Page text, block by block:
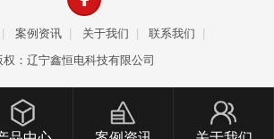
案例资讯 关于我们 联系我们
权：辽宁鑫恒电科技有限公司